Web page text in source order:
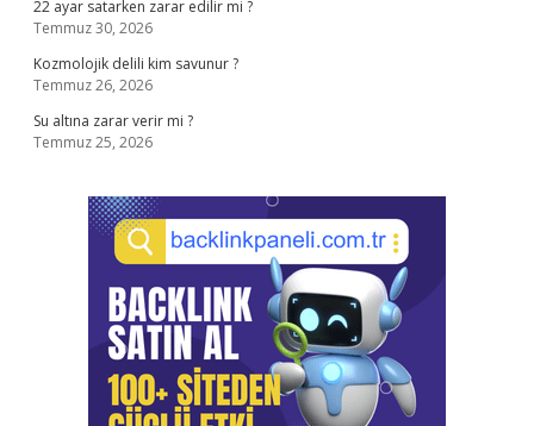
22 ayar satarken zarar edilir mi ?
Temmuz 30, 2026
Kozmolojik delili kim savunur ?
Temmuz 26, 2026
Su altına zarar verir mi ?
Temmuz 25, 2026